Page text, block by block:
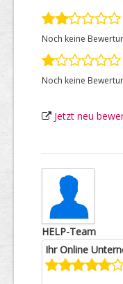
Noch keine
Noch keine
Jetzt neu
HELP-Team
Ihr Online